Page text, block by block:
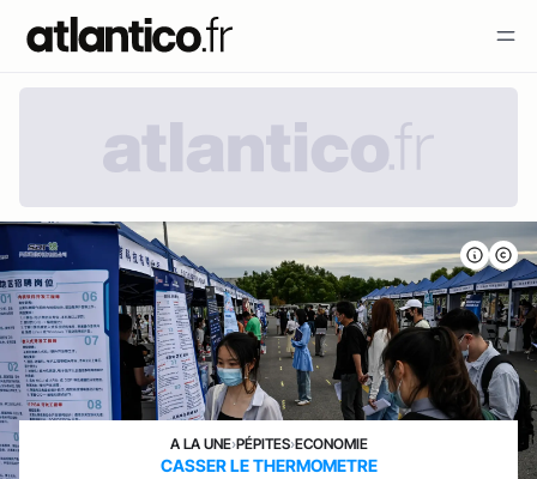
A LA UNE›PÉPITES›ECONOMIE
CASSER LE THERMOMETRE